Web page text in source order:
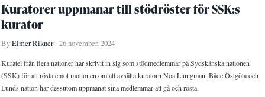
Kuratorer uppmanar till stödröster för SSK:s
kurator
ByElmer Rikner 26 november, 2024
Kuratel från flera nationer har skrivit in sig som stödmedlemmar på Sydskånska nationen
(SSK) för att rösta emot motionen om att avsätta kuratorn Noa Liungman. Både Östgöta och
Lunds nation har dessutom uppmanat sina medlemmar att gå och rösta.